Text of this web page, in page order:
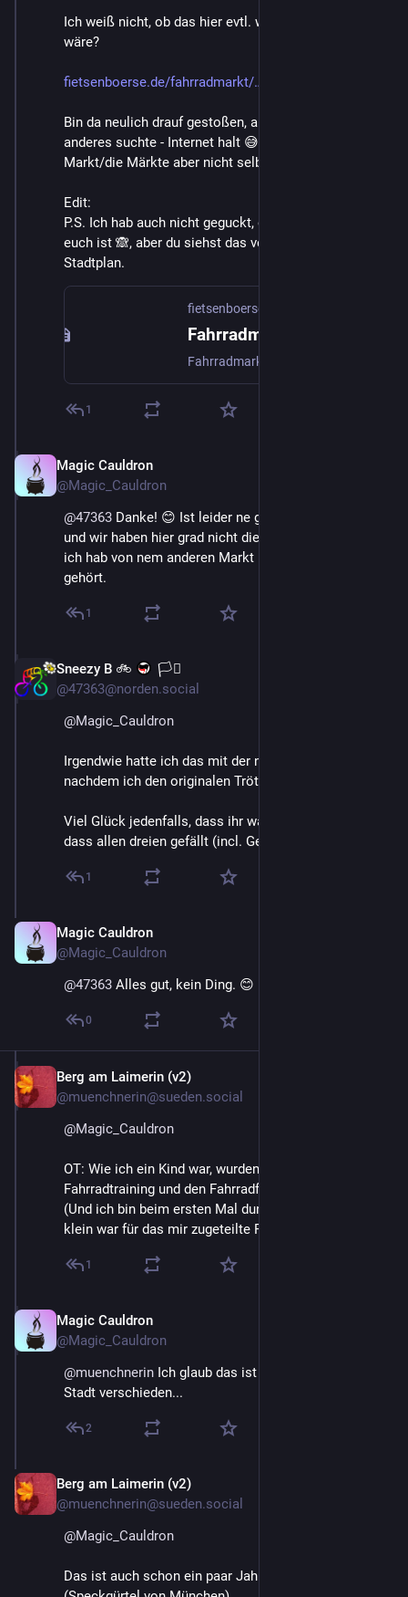
Ich weiß nicht, ob das hier evtl. was für dich/euch
wäre?
fietsenboerse.de/fahrradmarkt/
Bin da neulich drauf gestoßen, als ich ganz was
anderes suchte - Internet halt 😅 - kenne den
Markt/die Märkte aber nicht selber.
Edit:
P.S. Ich hab auch nicht geguckt, ob's in der Nähe von
euch ist 🙈, aber du siehst das vermutlich sofort ohne
Stadtplan.
fietsenboerse.de
1
Magic Cauldron
@Magic_Cauldron
@47363 Danke! 😊 Ist leider ne ganze Ecke weit weg
und wir haben hier grad nicht die Körner dafür. Aber
ich hab von nem anderen Markt hier in der Nähe
gehört.
1
Sneezy B 🚲
🏳️‍⚧️
@47363@norden.social
@Magic_Cauldron
Irgendwie hatte ich das mit der nicht-Nähe befürchtet -
nachdem ich den originalen Tröt abgeschickt hatte.
Viel Glück jedenfalls, dass ihr was Ordentliches findet,
dass allen dreien gefällt (incl. Geldbeutel). 🍀 🚲
1
Magic Cauldron
@Magic_Cauldron
@47363 Alles gut, kein Ding. 😊
0
Berg am Laimerin (v2)
@muenchnerin@sueden.social
@Magic_Cauldron
OT: Wie ich ein Kind war, wurden uns die Räder für das
Fahrradtraining und den Fahrradführerschein gestellt.
(Und ich bin beim ersten Mal durchgefallen, weil ich zu
klein war für das mir zugeteilte Rad bei der Prüfung)
1
Magic Cauldron
@Magic_Cauldron
@muenchnerin Ich glaub das ist wirklich von Stadt zu
Stadt verschieden...
2
Berg am Laimerin (v2)
@muenchnerin@sueden.social
@Magic_Cauldron
Das ist auch schon ein paar Jahrzehnte her